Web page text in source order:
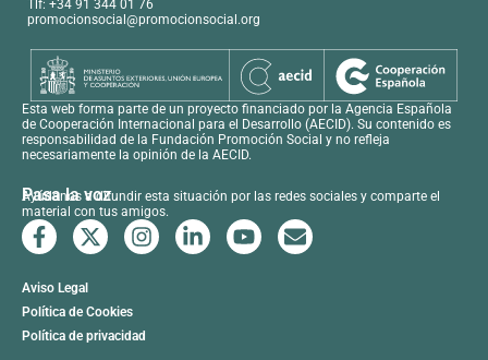
Tlf: +34 91 344 01 76
promocionsocial@promocionsocial.org
Esta web forma parte de un proyecto financiado por la Agencia Española
de Cooperación Internacional para el Desarrollo (AECID). Su contenido es
responsabilidad de la Fundación Promoción Social y no refleja
necesariamente la opinión de la AECID.
Pasa la voz
Ayúdanos a difundir esta situación por las redes sociales y comparte el
material con tus amigos.
Aviso Legal
Política de Cookies
Política de privacidad